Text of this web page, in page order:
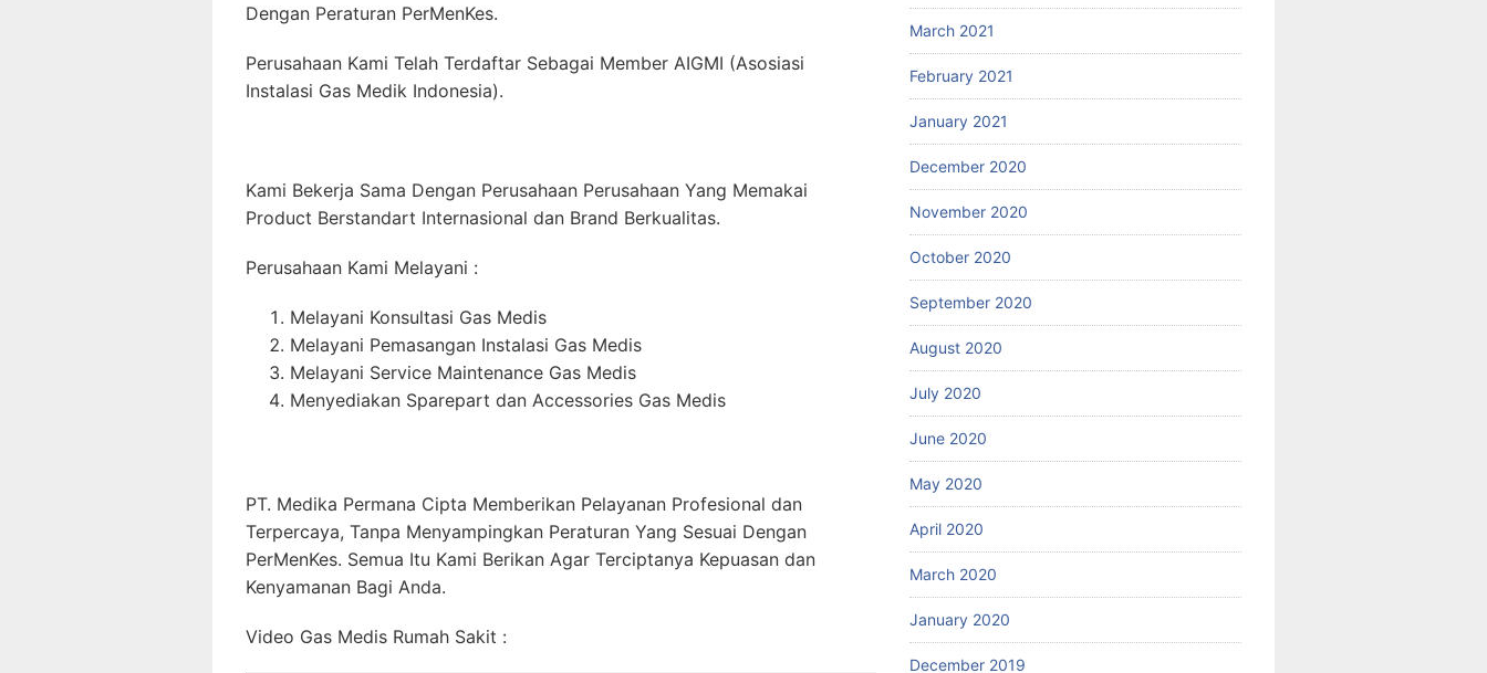
Dengan Peraturan PerMenKes.
Perusahaan Kami Telah Terdaftar Sebagai Member AIGMI (Asosiasi
Instalasi Gas Medik Indonesia).
Kami Bekerja Sama Dengan Perusahaan Perusahaan Yang Memakai
Product Berstandart Internasional dan Brand Berkualitas.
Perusahaan Kami Melayani :
Melayani Konsultasi Gas Medis
Melayani Pemasangan Instalasi Gas Medis
Melayani Service Maintenance Gas Medis
Menyediakan Sparepart dan Accessories Gas Medis
PT. Medika Permana Cipta Memberikan Pelayanan Profesional dan
Terpercaya, Tanpa Menyampingkan Peraturan Yang Sesuai Dengan
PerMenKes. Semua Itu Kami Berikan Agar Terciptanya Kepuasan dan
Kenyamanan Bagi Anda.
Video Gas Medis Rumah Sakit :
March 2021
February 2021
January 2021
December 2020
November 2020
October 2020
September 2020
August 2020
July 2020
June 2020
May 2020
April 2020
March 2020
January 2020
December 2019